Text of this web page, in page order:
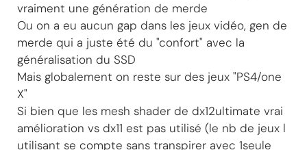
vraiment une génération de merde
Ou on a eu aucun gap dans les jeux vidéo, gen de
merde qui a juste été du "confort" avec la
généralisation du SSD
Mais globalement on reste sur des jeux "PS4/one
X"
Si bien que les mesh shader de dx12ultimate vrai
amélioration vs dx11 est pas utilisé (le nb de jeux l
utilisant se compte sans transpirer avec 1seule